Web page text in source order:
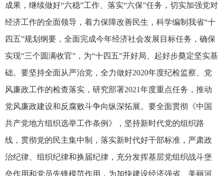
成果，继续做好“六稳”工作、落实“六保”任务，切实加强党对
经济工作的全面领导，着力保障改善民生，科学编制我省“十
四五”规划纲要，全面完成今年经济社会发展目标任务，确保
实现“三个圆满收官”，为“十四五”开好局、起好步奠定坚实基
础。要坚持全面从严治党，全力做好2020年度纪检监察、党
风廉政工作的检查落实，研究部署2021年度重点任务，推动
党风廉政建设和反腐败斗争向纵深拓展。要全面贯彻《中国
共产党地方组织选举工作条例》，坚持新时代党的组织路
线，贯彻党的民主集中制，落实新时代好干部标准，严肃政
治纪律、组织纪律和换届纪律，充分发挥基层党组织战斗堡
垒作用和党员先锋模范作用，为加快建设经济强省、美丽河